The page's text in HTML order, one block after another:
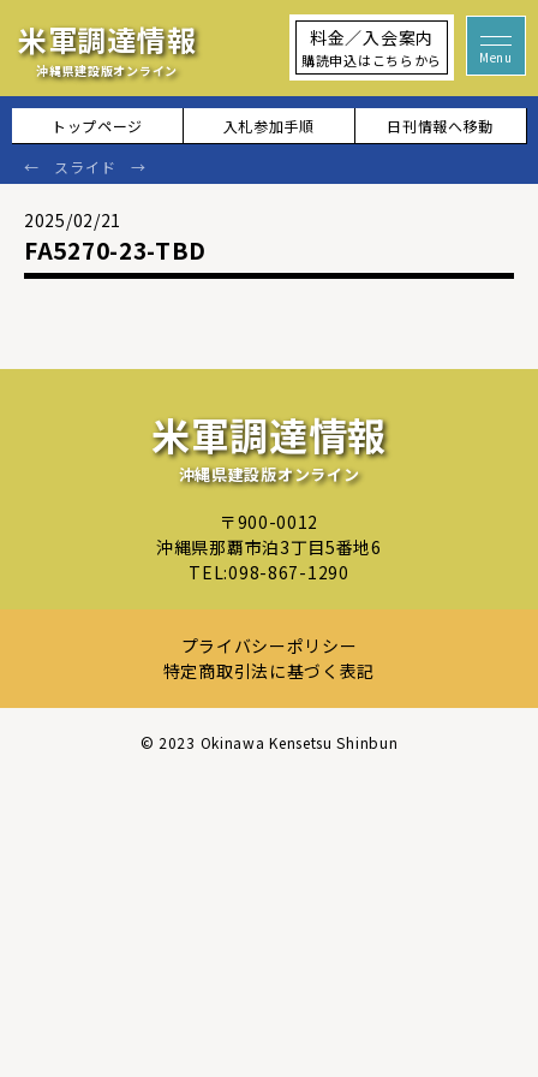
米軍調達情報
沖縄県建設版オンライン
料金／入会案内
購読申込はこちらから
トップページ 入札参加手順 日刊情報へ移動
2025/02/21
FA5270-23-TBD
米軍調達情報
沖縄県建設版オンライン
〒900-0012
沖縄県那覇市泊3丁目5番地6
TEL:098-867-1290
プライバシーポリシー
特定商取引法に基づく表記
©︎ 2023 Okinawa Kensetsu Shinbun